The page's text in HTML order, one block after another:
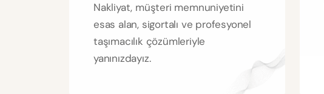
Nakliyat, müşteri memnuniyetini
esas alan, sigortalı ve profesyonel
taşımacılık çözümleriyle
yanınızdayız.